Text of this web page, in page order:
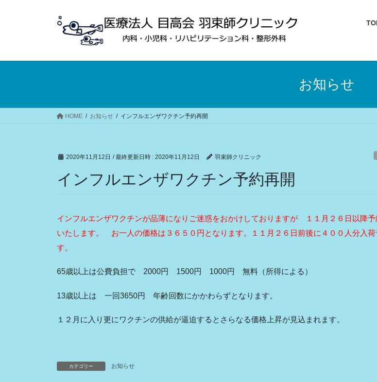
へ
プ
ョ
動
お知らせ
HOME お知らせ インフルエンザワクチン予約再開
2020年11月12日 / 最終更新日時 : 2020年11月12日 羽束師クリニック
インフルエンザワクチン予約再開
インフルエンザワクチンが品薄になりご迷惑をおかけしておりますが １１月２６日以降予
いたします。 お一人の価格は３６５０円となります。１１月２６日前後に４００人分入荷
す。
65歳以上は公費負担で 2000円 1500円 1000円 無料（所得による）
13歳以上は 一回3650円 年齢回数にかかわらずとなります。
１２月に入り更にワクチンの供給が逼迫するとさらなる価格上昇が見込まれます。
カテゴリー お知らせ